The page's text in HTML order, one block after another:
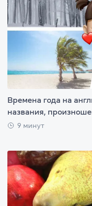
Времена года на
названия,
9 минут